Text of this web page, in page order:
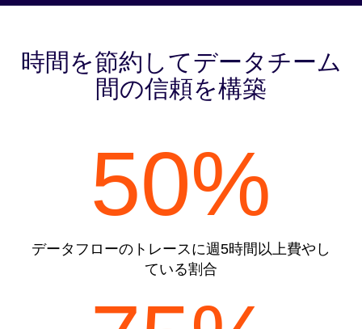
時間を節約してデータチーム
間の信頼を構築
50%
データフローのトレースに週5時間以上費やし
ている割合